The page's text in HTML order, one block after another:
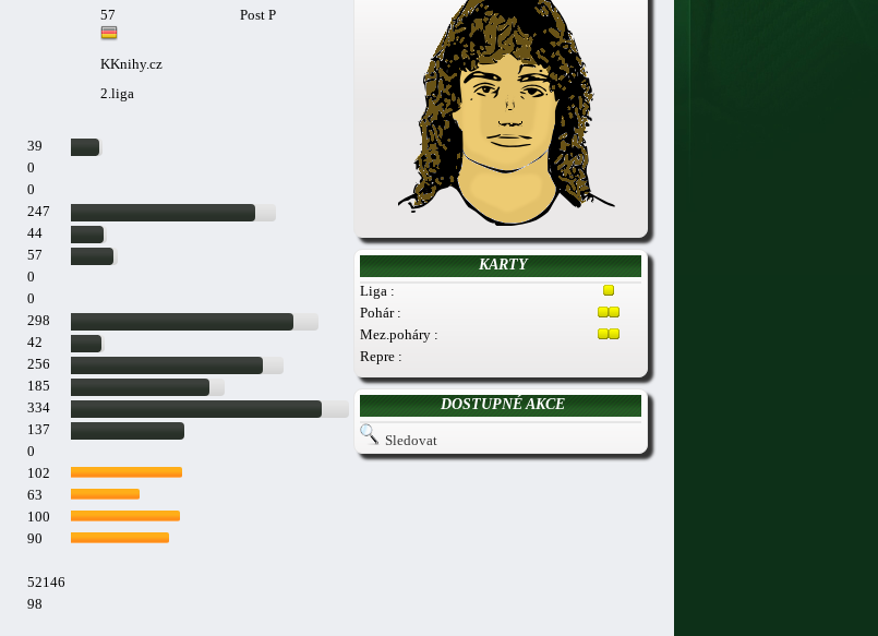
57
Post P
KKnihy.cz
2.liga
39
0
0
247
44
57
0
0
298
42
256
185
334
137
0
102
63
100
90
52146
98
KARTY
Liga :
Pohár :
Mez.poháry :
Repre :
DOSTUPNÉ AKCE
Sledovat